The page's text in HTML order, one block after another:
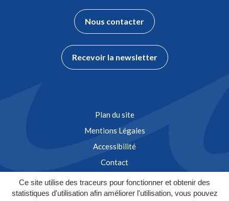
Ce site utilise des traceurs pour fonctionner et obtenir des
statistiques d'utilisation afin améliorer l'utilisation, vous pouvez
Nous contacter
Recevoir la newsletter
Plan du site
Mentions Légales
Accessibilité
Contact